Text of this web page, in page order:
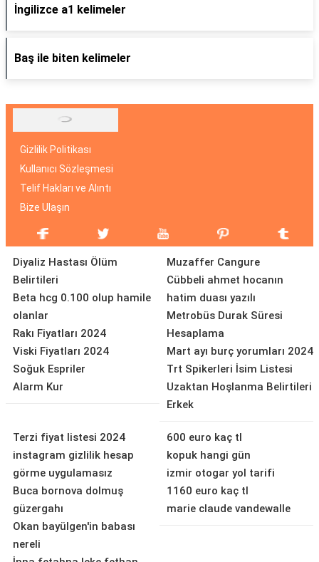
İngilizce a1 kelimeler
Baş ile biten kelimeler
Gizlilik Politikası
Kullanıcı Sözleşmesi
Telif Hakları ve Alıntı
Bize Ulaşın
Diyaliz Hastası Ölüm
Belirtileri
Beta hcg 0.100 olup hamile
olanlar
Rakı Fiyatları 2024
Viski Fiyatları 2024
Soğuk Espriler
Alarm Kur
Muzaffer Cangure
Cübbeli ahmet hocanın
hatim duası yazılı
Metrobüs Durak Süresi
Hesaplama
Mart ayı burç yorumları 2024
Trt Spikerleri İsim Listesi
Uzaktan Hoşlanma Belirtileri
Erkek
Terzi fiyat listesi 2024
instagram gizlilik hesap
görme uygulamasız
Buca bornova dolmuş
güzergahı
Okan bayülgen'in babası
nereli
600 euro kaç tl
kopuk hangi gün
izmir otogar yol tarifi
1160 euro kaç tl
marie claude vandewalle